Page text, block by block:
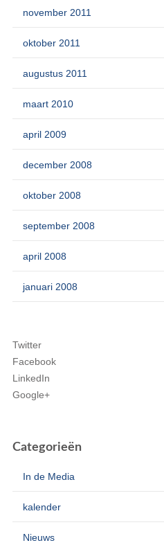
november 2011
oktober 2011
augustus 2011
maart 2010
april 2009
december 2008
oktober 2008
september 2008
april 2008
januari 2008
Twitter
Facebook
LinkedIn
Google+
Categorieën
In de Media
kalender
Nieuws